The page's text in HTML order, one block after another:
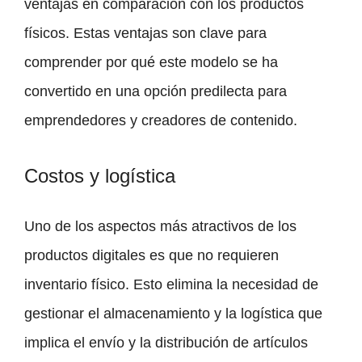
ventajas en comparación con los productos
físicos. Estas ventajas son clave para
comprender por qué este modelo se ha
convertido en una opción predilecta para
emprendedores y creadores de contenido.
Costos y logística
Uno de los aspectos más atractivos de los
productos digitales es que no requieren
inventario físico. Esto elimina la necesidad de
gestionar el almacenamiento y la logística que
implica el envío y la distribución de artículos